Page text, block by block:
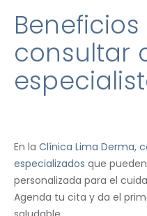
consultar
En la Clínica Lima Derma,
especializados que
personalizada para el
Agenda tu cita y da el